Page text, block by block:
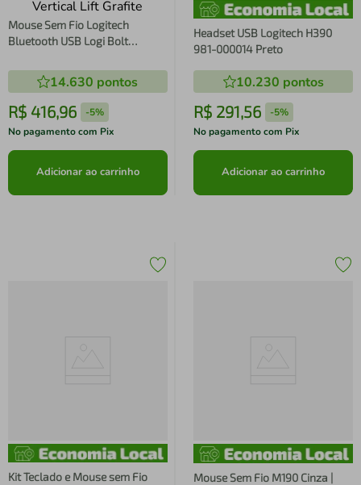
Mouse Sem Fio Logitech
Bluetooth USB Logi Bolt
14.630 pontos
R$ 416,96 -5%
No pagamento com Pix
Adicionar ao carrinho
Headset USB Logitech H390
981-000014 Preto
10.230 pontos
R$ 291,56 -5%
No pagamento com Pix
Adicionar ao carrinho
Kit Teclado e Mouse sem Fio
Mouse Sem Fio M190 Cinza |